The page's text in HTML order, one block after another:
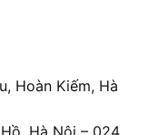
Hoàn Kiếm, Hà
Hà Nội – 024